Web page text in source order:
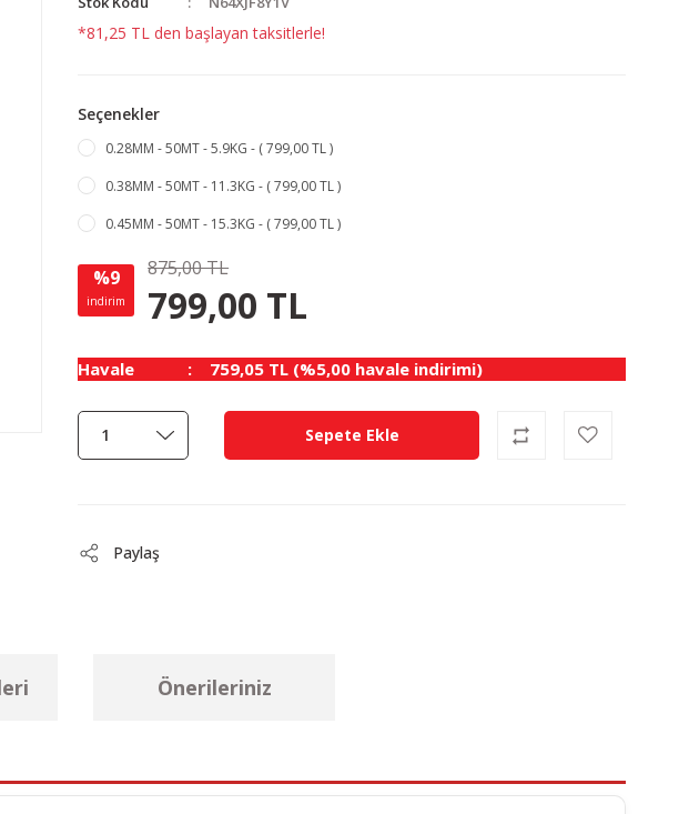
*81,25 TL den başlayan taksitlerle!
Seçenekler
0.28MM - 50MT - 5.9KG - ( 799,00 TL )
0.38MM - 50MT - 11.3KG - ( 799,00 TL )
0.45MM - 50MT - 15.3KG - ( 799,00 TL )
%9
indirim
875,00 TL
799,00 TL
Havale 759,05 TL (%5,00 havale indirimi)
Sepete Ekle
Paylaş
Önerileriniz